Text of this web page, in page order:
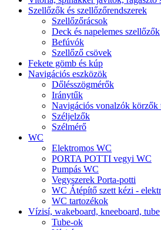
Szellőzők és szellőzőrendszerek
Szellőzőrácsok
Deck és napelemes szellőzők
Befúvók
Szellőző csövek
Fekete gömb és kúp
Navigációs eszközök
Dőlésszögmérők
Iránytűk
Navigációs vonalzók körzők
Széljelzők
Szélmérő
WC
Elektromos WC
PORTA POTTI vegyi WC
Pumpás WC
Vegyszerek Porta-potti
WC Átépítő szett kézi -
WC tartozékok
Vízisí, wakeboard, kneeboard, tube
Tube-ok